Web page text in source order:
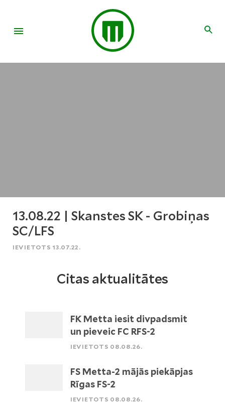
13.08.22 | Skanstes SK - Grobiņas
SC/LFS
IEVIETOTS 13.07.22.
Citas aktualitātes
FK Metta iesit divpadsmit
un pieveic FC RFS-2
IEVIETOTS 08.08.26.
FS Metta-2 mājās piekāpjas
Rīgas FS-2
IEVIETOTS 08.08.26.